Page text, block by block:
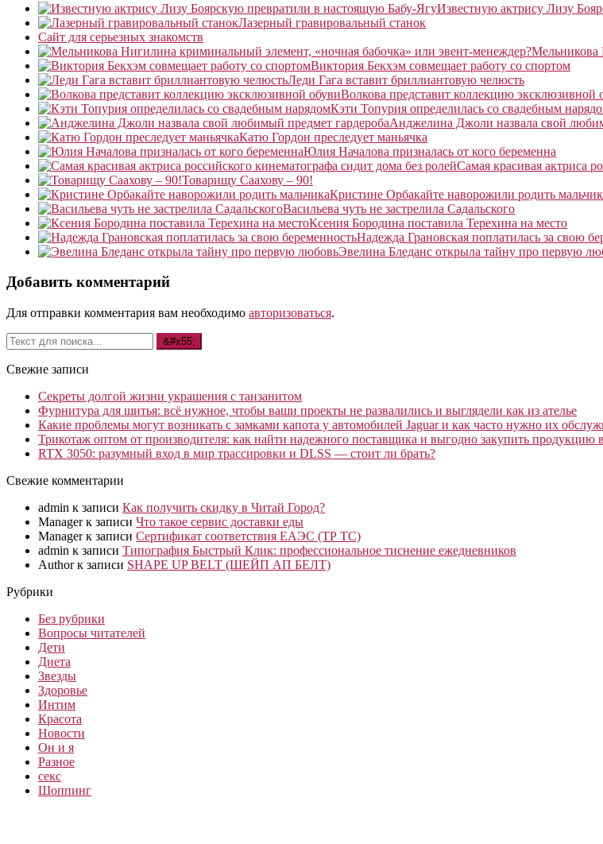
Известную актрису Лизу
Лазерный гравировальный станок
Сайт для серьезных знакомств
Мельникова
Виктория Бекхэм совмещает работу со спортом
Леди Гага вставит бриллиантовую челюсть
Волкова представит коллекцию эксклюзивной
Кэти Топурия определилась со свадебным
Анджелина Джоли назвала свой
Катю Гордон преследует маньячка
Юлия Началова призналась от кого беременна
Самая красивая актриса
Товарищу Саахову – 90!
Кристине Орбакайте наворожили родить
Васильева чуть не застрелила Садальского
Ксения Бородина поставила Терехина на место
Надежда Грановская поплатилась за свою
Эвелина Бледанс открыла тайну про первую
Добавить комментарий
Для отправки комментария вам необходимо авторизоваться.
Свежие записи
Секреты долгой жизни украшения с танзанитом
Фурнитура для шитья: всё нужное, чтобы ваши проекты не развалились и выглядели как из ателье
Какие проблемы могут возникать с замками капота у автомобилей Jaguar и как часто нужно их
Трикотаж оптом от производителя: как найти надежного поставщика и выгодно закупить продукцию
RTX 3050: разумный вход в мир трассировки и DLSS — стоит ли брать?
Свежие комментарии
admin к записи Как получить скидку в Читай Город?
Managerк записи Что такое сервис доставки еды
Managerк записи Сертификат соответствия ЕАЭС (ТР ТС)
admin к записи Типография Быстрый Клик: профессиональное тиснение ежедневников
Authorк записи SHAPE UP BELT (ШЕЙП АП БЕЛТ)
Рубрики
Без рубрики
Вопросы читателей
Дети
Диета
Звезды
Здоровье
Интим
Красота
Новости
Он и я
Разное
секс
Шоппинг